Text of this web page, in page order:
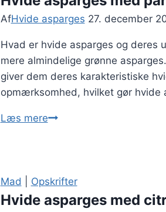
AfHvide asparges 27. december
Hvad er hvide asparges og deres
mere almindelige grønne
giver dem deres karakteristiske
opmærksomhed, hvilket gør hvide
Læs mereHvide
i
pasta
Mad Opskrifter
Hvide asparges med